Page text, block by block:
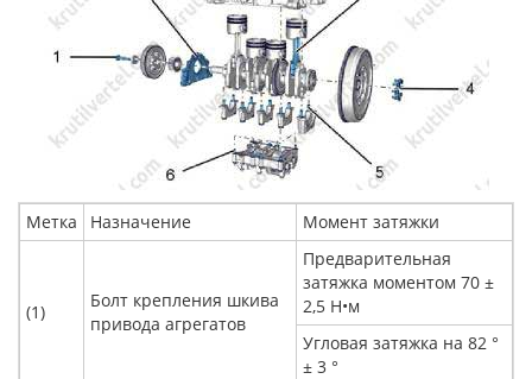
Метка Назначение Момент затяжки
(1)
Болт крепления шкива
привода агрегатов
Предварительная
затяжка моментом 70 ±
2,5 Н•м
Угловая затяжка на 82 °
± 3 °